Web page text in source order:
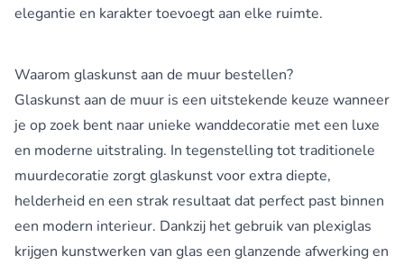
elegantie en karakter toevoegt aan elke ruimte.
Waarom glaskunst aan de muur bestellen?
Glaskunst aan de muur is een uitstekende keuze wanneer
je op zoek bent naar unieke wanddecoratie met een luxe
en moderne uitstraling. In tegenstelling tot traditionele
muurdecoratie zorgt glaskunst voor extra diepte,
helderheid en een strak resultaat dat perfect past binnen
een modern interieur. Dankzij het gebruik van plexiglas
krijgen kunstwerken van glas een glanzende afwerking en